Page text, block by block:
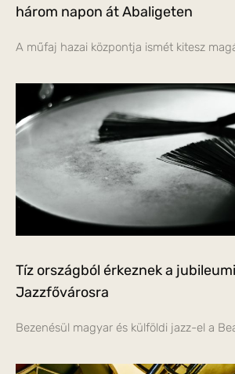
három napon át Abaligeten
A műfaj hazai központja ismét kitesz
Tíz országból érkeznek a jubileumi
Jazzfővárosra
Bezenésül magyar és külföldi jazz-el a